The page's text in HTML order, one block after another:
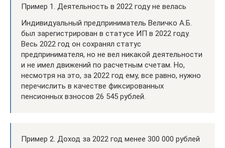
Пример 1. Деятельность в 2022 году не велась
Индивидуальный предприниматель Величко А.Б.
был зарегистрирован в статусе ИП в 2022 году.
Весь 2022 год он сохранял статус
предпринимателя, но не вел никакой деятельности
и не имел движений по расчетным счетам. Но,
несмотря на это, за 2022 год ему, все равно, нужно
перечислить в качестве фиксированных
пенсионных взносов 26 545 рублей.
Пример 2. Доход за 2022 год менее 300 000 рублей